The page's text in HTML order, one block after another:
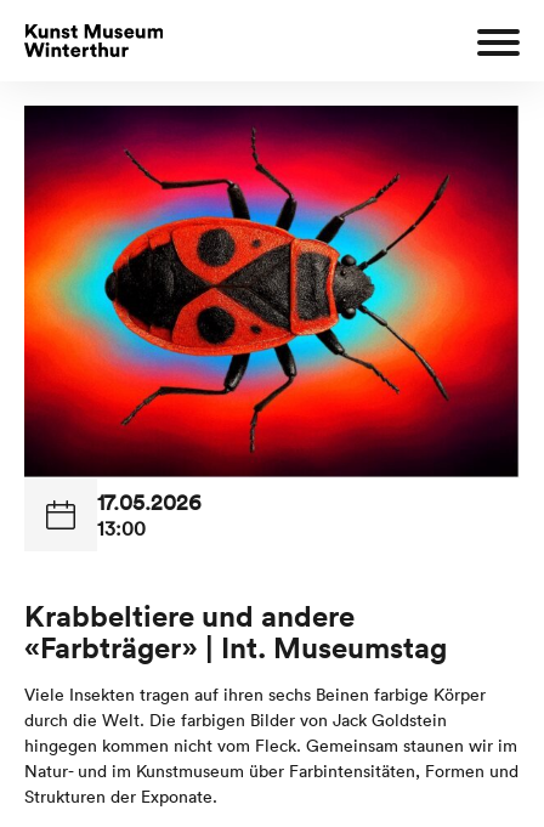
17.05.2026
13:00
Krabbeltiere und andere
«Farbträger» | Int. Museumstag
Viele Insekten tragen auf ihren sechs Beinen farbige Körper
durch die Welt. Die farbigen Bilder von Jack Goldstein
hingegen kommen nicht vom Fleck. Gemeinsam staunen wir im
Natur- und im Kunstmuseum über Farbintensitäten, Formen und
Strukturen der Exponate.